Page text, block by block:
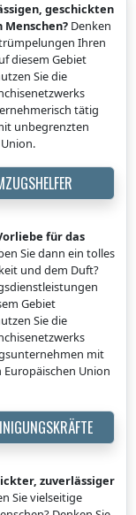
geschickten
Denken
Ihren
diesem Gebiet
Sie die
tätig
unbegrenzten
für das
Sie dann ein tolles
und dem Duft?
Gebiet
Sie die
mit
Union
zuverlässiger
Sie vielseitige